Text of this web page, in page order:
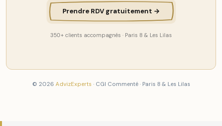
Prendre RDV gratuitement →
350+ clients accompagnés · Paris 8 & Les Lilas
© 2026 AdvizExperts · CGI Commenté · Paris 8 & Les Lilas